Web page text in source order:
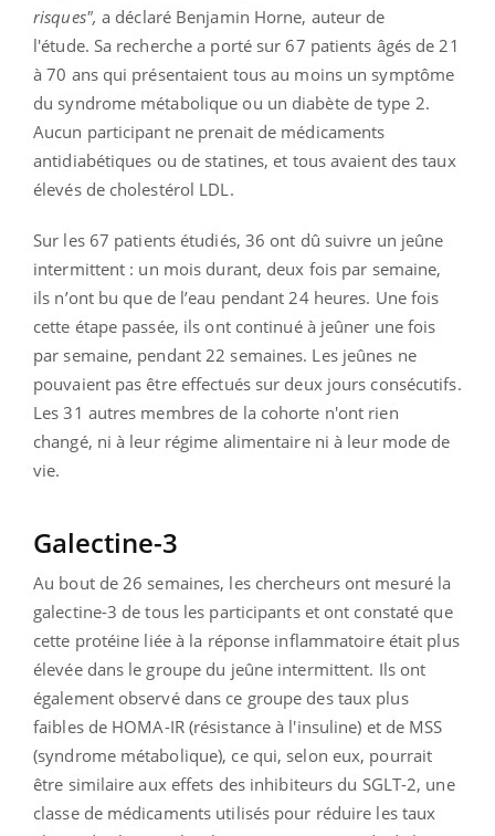
risques", a déclaré Benjamin Horne, auteur de
l'étude. Sa recherche a porté sur 67 patients âgés de 21
à 70 ans qui présentaient tous au moins un symptôme
du syndrome métabolique ou un diabète de type 2.
Aucun participant ne prenait de médicaments
antidiabétiques ou de statines, et tous avaient des taux
élevés de cholestérol LDL.
Sur les 67 patients étudiés, 36 ont dû suivre un jeûne
intermittent : un mois durant, deux fois par semaine,
ils n’ont bu que de l’eau pendant 24 heures. Une fois
cette étape passée, ils ont continué à jeûner une fois
par semaine, pendant 22 semaines. Les jeûnes ne
pouvaient pas être effectués sur deux jours consécutifs.
Les 31 autres membres de la cohorte n'ont rien
changé, ni à leur régime alimentaire ni à leur mode de
vie.
Galectine-3
Au bout de 26 semaines, les chercheurs ont mesuré la
galectine-3 de tous les participants et ont constaté que
cette protéine liée à la réponse inflammatoire était plus
élevée dans le groupe du jeûne intermittent. Ils ont
également observé dans ce groupe des taux plus
faibles de HOMA-IR (résistance à l'insuline) et de MSS
(syndrome métabolique), ce qui, selon eux, pourrait
être similaire aux effets des inhibiteurs du SGLT-2, une
classe de médicaments utilisés pour réduire les taux